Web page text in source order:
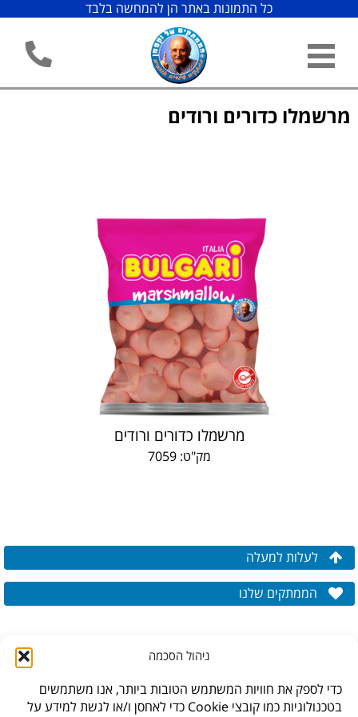
ניהול הסכמה
כדי לספק את חוויות המשתמש הטובות ביותר, אנו משתמשים
בטכנולוגיות כמו קובצי Cookie כדי לאחסן ו/או לגשת למידע על
כל התמונות באתר הן להמחשה בלבד
מרשמלו כדורים ורודים
מרשמלו כדורים ורודים
מק"ט: 7059
לעלות למעלה
הממתקים שלנו